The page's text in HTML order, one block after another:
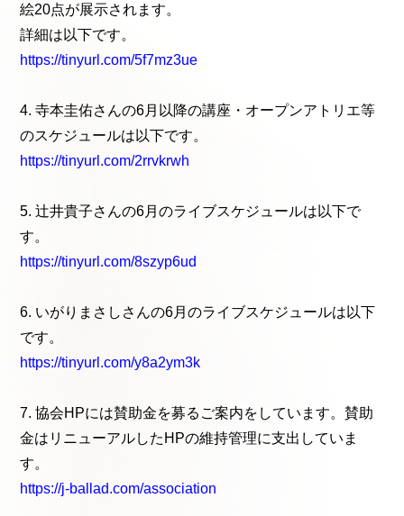
絵20点が展示されます。
詳細は以下です。
https://tinyurl.com/5f7mz3ue
4. 寺本圭佑さんの6月以降の講座・オープンアトリエ等
のスケジュールは以下です。
https://tinyurl.com/2rrvkrwh
5. 辻井貴子さんの6月のライブスケジュールは以下で
す。
https://tinyurl.com/8szyp6ud
6. いがりまさしさんの6月のライブスケジュールは以下
です。
https://tinyurl.com/y8a2ym3k
7. 協会HPには賛助金を募るご案内をしています。賛助
金はリニューアルしたHPの維持管理に支出していま
す。
https://j-ballad.com/association